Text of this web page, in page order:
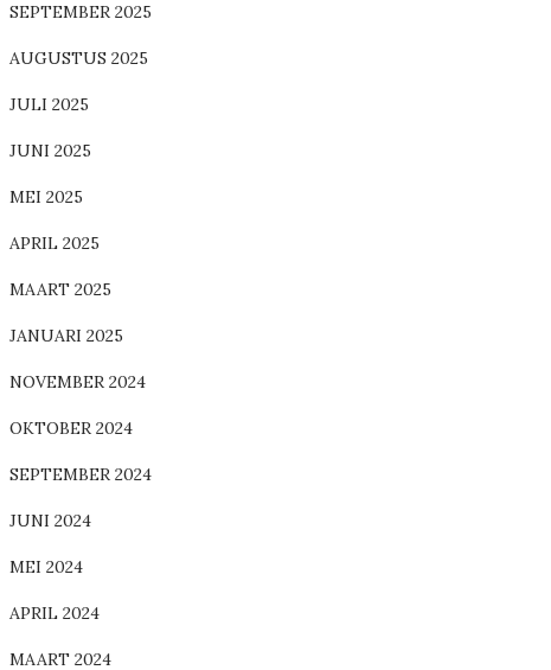
SEPTEMBER 2025
AUGUSTUS 2025
JULI 2025
JUNI 2025
MEI 2025
APRIL 2025
MAART 2025
JANUARI 2025
NOVEMBER 2024
OKTOBER 2024
SEPTEMBER 2024
JUNI 2024
MEI 2024
APRIL 2024
MAART 2024